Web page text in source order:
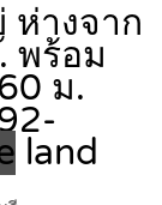
างจาก
พร้อม
ม.
land